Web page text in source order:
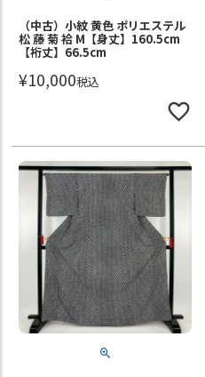
（中古）小紋 黄色 ポリエステル
松 藤 菊 袷 M【身丈】160.5cm
【裄丈】66.5cm
¥10,000税込